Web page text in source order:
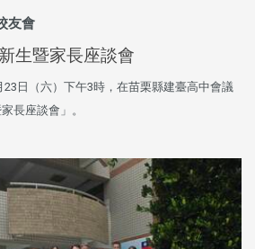
友會
生暨家長座談會
日（六）下午3時，在苗栗縣建臺高中會議
長座談會」。